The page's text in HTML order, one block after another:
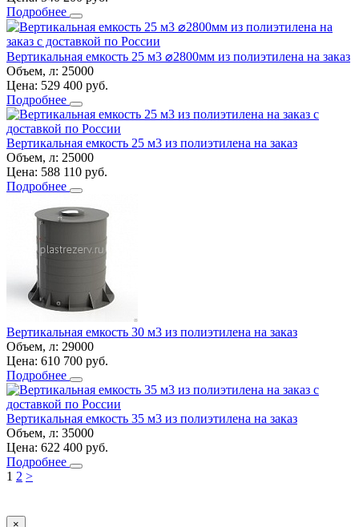
Подробнее
Вертикальная емкость 25 м3 ⌀2800мм из полиэтилена на заказ
Объем, л: 25000
Цена: 529 400 руб.
Подробнее
Вертикальная емкость 25 м3 из полиэтилена на заказ
Объем, л: 25000
Цена: 588 110 руб.
Подробнее
Вертикальная емкость 30 м3 из полиэтилена на заказ
Объем, л: 29000
Цена: 610 700 руб.
Подробнее
Вертикальная емкость 35 м3 из полиэтилена на заказ
Объем, л: 35000
Цена: 622 400 руб.
Подробнее
1 2 >
×